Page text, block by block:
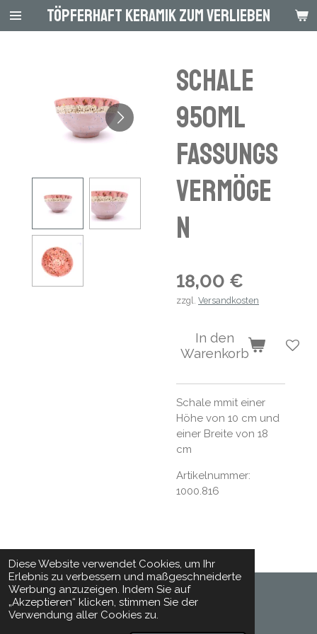
Diese Website verwendet Cookies, um Ihr
Erlebnis zu verbessern und maßgeschneiderte
Werbung anzuzeigen. Indem Sie auf
„Akzeptieren“ klicken, stimmen Sie der
Verwendung aller Cookies zu.
Zum
Hauptinhalt
Töpferhaft Keramik zum Verlieben
Schale
950ml
Fassungs
vermöge
n
18,00 €
zzgl. Versandkosten
In den
Warenkorb
Schale mmit einer
Höhe von 10 cm und
einer Breite von 18
cm
Artikelnummer:
1000.816
© 2024 - 2026 Toepferhaft